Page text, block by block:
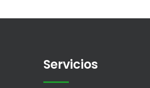
Servicios